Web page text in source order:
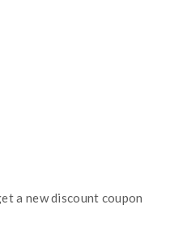
a new discount coupon